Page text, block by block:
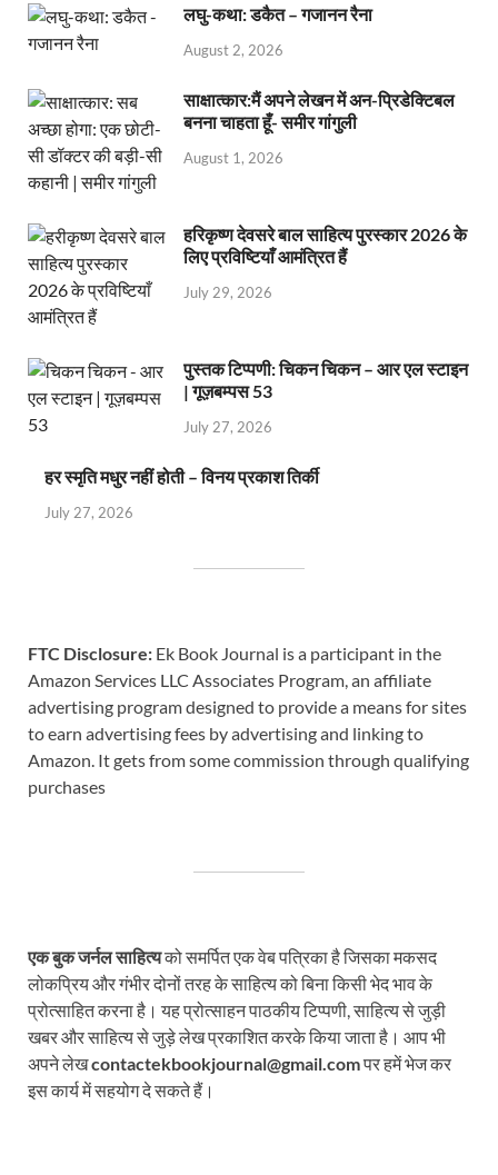
लघु-कथा: डकैत – गजानन रैना
August 2, 2026
साक्षात्कार:मैं अपने लेखन में अन-प्रिडेक्टिबल
बनना चाहता हूँ- समीर गांगुली
August 1, 2026
हरिकृष्ण देवसरे बाल साहित्य पुरस्कार 2026 के
लिए प्रविष्टियाँ आमंत्रित हैं
July 29, 2026
पुस्तक टिप्पणी: चिकन चिकन – आर एल स्टाइन
| गूज़बम्पस 53
July 27, 2026
हर स्मृति मधुर नहीं होती – विनय प्रकाश तिर्की
July 27, 2026
FTC Disclosure: Ek Book Journal is a participant in the
Amazon Services LLC Associates Program, an affiliate
advertising program designed to provide a means for sites
to earn advertising fees by advertising and linking to
Amazon. It gets from some commission through qualifying
purchases
एक बुक जर्नल साहित्यको समर्पित एक वेब पत्रिका है जिसका मकसद
लोकप्रिय और गंभीर दोनों तरह के साहित्य को बिना किसी भेद भाव के
प्रोत्साहित करना है। यह प्रोत्साहन पाठकीय टिप्पणी, साहित्य से जुड़ी
खबर और साहित्य से जुड़े लेख प्रकाशित करके किया जाता है। आप भी
अपने लेखcontactekbookjournal@gmail.comपर हमें भेज कर
इस कार्य में सहयोग दे सकते हैं।